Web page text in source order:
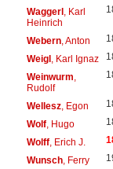
Waggerl, Karl
Heinrich
Webern, Anton
Weigl, Karl Ignaz
Weinwurm
Rudolf
Wellesz, Egon
Wolf, Hugo
Wolff, Erich J.
Wunsch, Ferry